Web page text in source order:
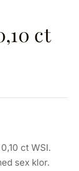
ct
ct WSI.
sex klor.